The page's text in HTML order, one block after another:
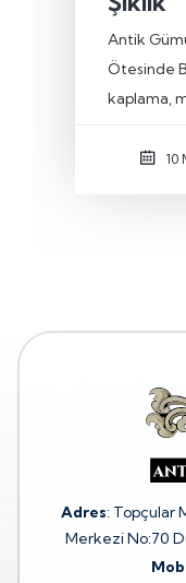
Antik
Ötesinde
kaplama,
10
Adres: Topçular
Merkezi No:70